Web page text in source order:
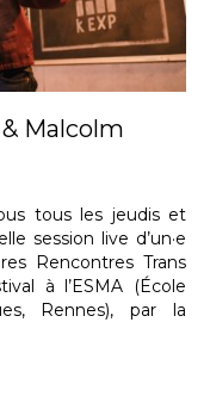
Malcolm
tous les jeudis et
session live d’un·e
Rencontres Trans
à l’ESMA (École
Rennes), par la